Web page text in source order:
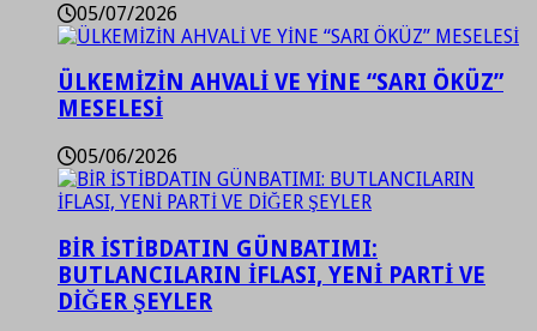
05/07/2026
ÜLKEMİZİN AHVALİ VE YİNE “SARI ÖKÜZ”
MESELESİ
05/06/2026
BİR İSTİBDATIN GÜNBATIMI:
BUTLANCILARIN İFLASI, YENİ PARTİ VE
DİĞER ŞEYLER